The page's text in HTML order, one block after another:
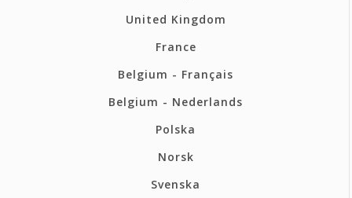
United Kingdom
France
Belgium - Français
Belgium - Nederlands
Polska
Norsk
Svenska